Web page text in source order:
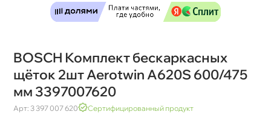
BOSCH Комплект бескаркасных
щёток 2шт Aerotwin A620S 600/475
мм 3397007620
Арт: 3 397 007 620 Сертифицированный продукт